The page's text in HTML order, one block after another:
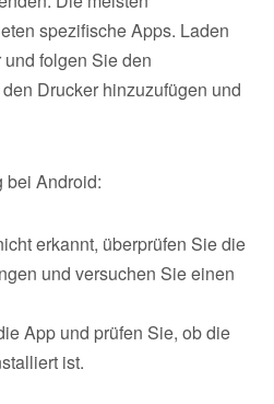
spezifische Apps. Laden
folgen Sie den
Drucker hinzuzufügen und
bei Android:
erkannt, überprüfen Sie die
und versuchen Sie einen
App und prüfen Sie, ob die
ist.